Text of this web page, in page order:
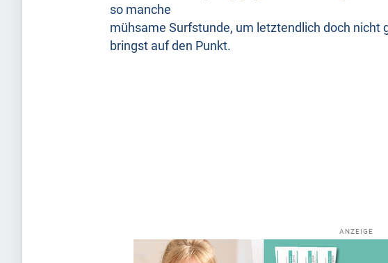
so manche
mühsame Surfstunde, um letztendlich doch nicht
bringst auf den Punkt.
ANZEIGE